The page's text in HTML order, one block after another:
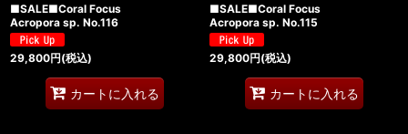
■SALE■Coral Focus
Acropora sp. No.116
29,800円(税込)
カートに入れる
■SALE■Coral Focus
Acropora sp. No.115
29,800円(税込)
カートに入れる